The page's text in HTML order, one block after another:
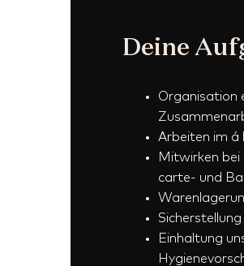
Deine
Organisation
Arbeiten im á
Mitwirken bei
carte- und
Einhaltung